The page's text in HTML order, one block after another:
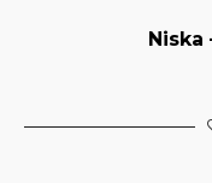
Niska